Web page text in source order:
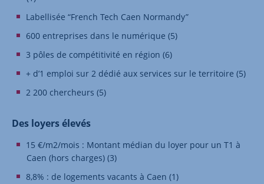
Labellisée “French Tech Caen Normandy”
600 entreprises dans le numérique (5)
3 pôles de compétitivité en région (6)
+ d’1 emploi sur 2 dédié aux services sur le territoire (5)
2 200 chercheurs (5)
Des loyers élevés
15 €/m2/mois : Montant médian du loyer pour un T1 à
Caen (hors charges) (3)
8,8% : de logements vacants à Caen (1)